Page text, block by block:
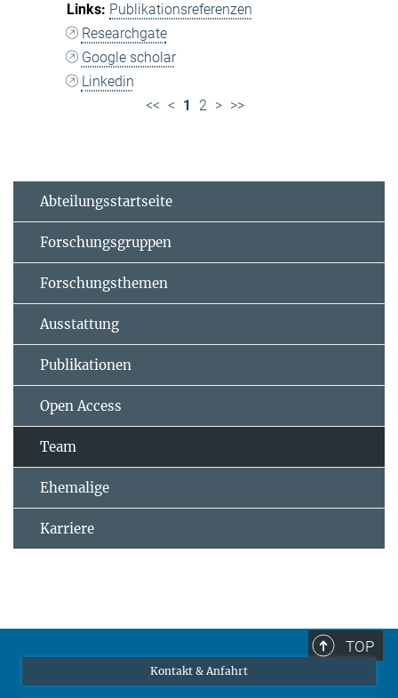
Publikationsreferenzen
Researchgate
Google scholar
Linkedin
<< < 1 2 > >>
Abteilungsstartseite
Forschungsgruppen
Forschungsthemen
Ausstattung
Publikationen
Open Access
Team
Ehemalige
Karriere
TOP
Kontakt & Anfahrt